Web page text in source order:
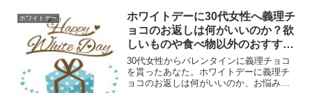
普及が拡大している中で、あえてアナロ
グな手書きの手紙は新鮮か...
ホワイトデー
ホワイトデーに30代女性へ義理チ
ョコのお返しは何がいいのか？欲
しいものや食べ物以外のおすすめ
を紹介
30代女性からバレンタインに義理チョコ
を貰ったあなた。ホワイトデーに義理チ
ョコのお返しは何がいいのか、お悩みで